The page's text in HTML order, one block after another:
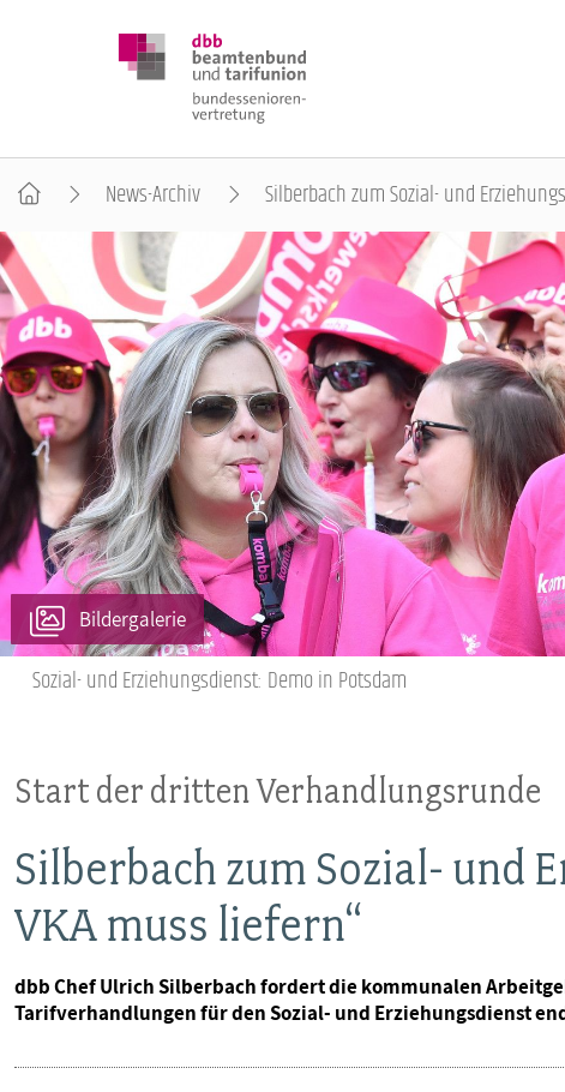
DBB SENIOREN
POSITIONEN
VERANSTALTUNGEN
PUBLIKATIONEN
News-Archiv Silberbach zum Sozial- und
Bildergalerie
Sozial- und Erziehungsdienst: Demo in Potsdam
Start der dritten Verhandlungsrunde
Silberbach zum Sozial- und
VKA muss liefern“
dbb Chef Ulrich Silberbach fordert die kommunalen
Tarifverhandlungen für den Sozial- und Erziehungsdienst